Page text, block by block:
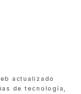
actualizado
de tecnología,